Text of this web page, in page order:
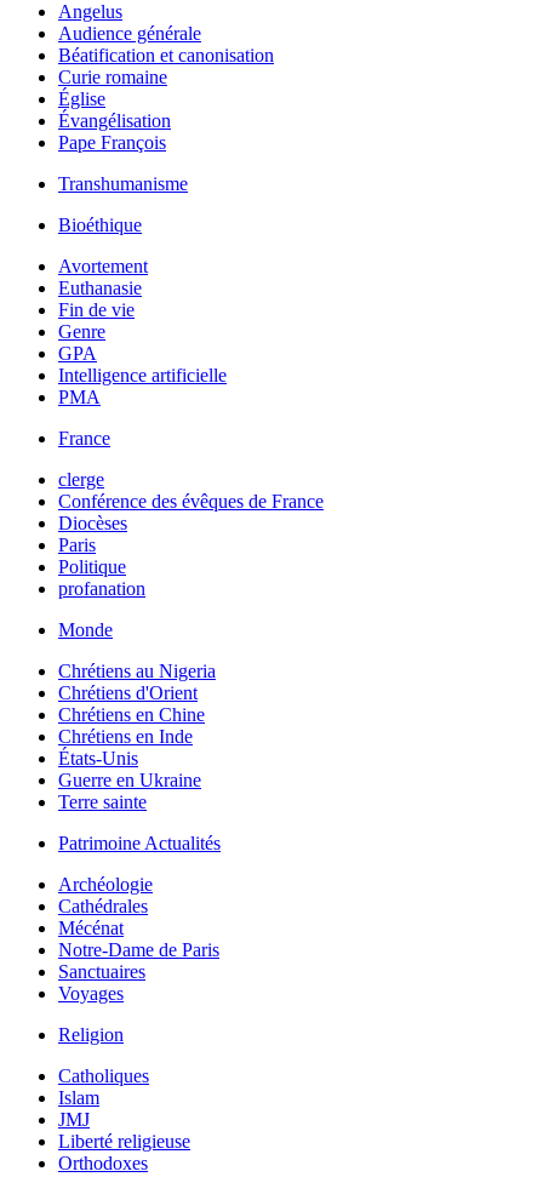
Angelus
Audience générale
Béatification et canonisation
Curie romaine
Église
Évangélisation
Pape François
Transhumanisme
Bioéthique
Avortement
Euthanasie
Fin de vie
Genre
GPA
Intelligence artificielle
PMA
France
clerge
Conférence des évêques de France
Diocèses
Paris
Politique
profanation
Monde
Chrétiens au Nigeria
Chrétiens d'Orient
Chrétiens en Chine
Chrétiens en Inde
États-Unis
Guerre en Ukraine
Terre sainte
Patrimoine Actualités
Archéologie
Cathédrales
Mécénat
Notre-Dame de Paris
Sanctuaires
Voyages
Religion
Catholiques
Islam
JMJ
Liberté religieuse
Orthodoxes